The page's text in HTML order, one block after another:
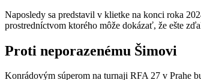
Naposledy sa predstavil v klietke na konci roka
prostredníctvom ktorého môže dokázať, že ešte
Proti neporazenému Šimovi
Konrádovým súperom na turnaji RFA 27 v Prahe